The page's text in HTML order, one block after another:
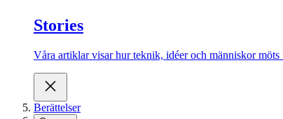
Stories
Våra artiklar visar hur teknik, idéer och människor
Berättelser